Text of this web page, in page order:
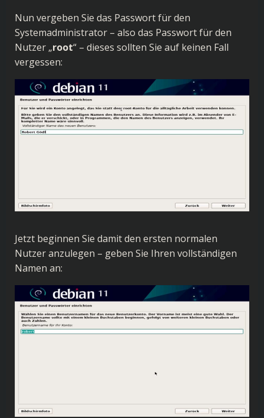
Nun vergeben Sie das Passwort für den
Systemadministrator – also das Passwort für den
Nutzer „root“ – dieses sollten Sie auf keinen Fall
vergessen:
Jetzt beginnen Sie damit den ersten normalen
Nutzer anzulegen – geben Sie Ihren vollständigen
Namen an: